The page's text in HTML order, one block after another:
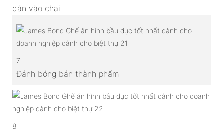
dán vào chai
7
Đánh bóng bán thành phẩm
8